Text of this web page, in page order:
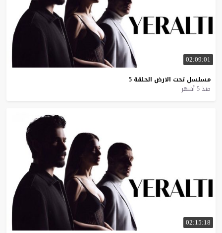
02:09:01
مسلسل تحت الارض الحلقة 5
منذ 5 أشهر
02:15:18